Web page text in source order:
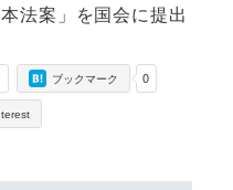
法案」を国会に提出
0
ブックマーク